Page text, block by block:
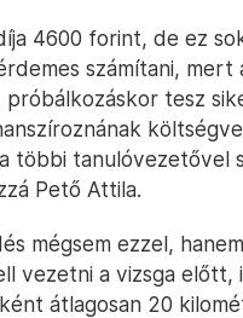
4600 forint, de ez
számítani,
próbálkozáskor tesz
többi tanulóvezetővel
Pető Attila.
mégsem ezzel,
vezetni a vizsga
átlagosan 20